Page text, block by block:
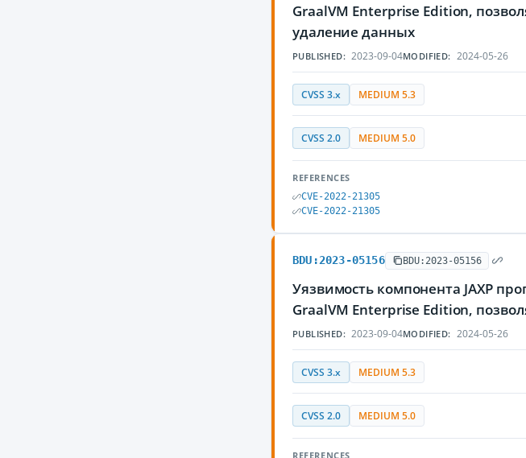
GraalVM Enterprise Edition,
удаление данных
PUBLISHED: 2023-09-04MODIFIED: 2024-05-26
CVSS 3.x MEDIUM 5.3
CVSS 2.0 MEDIUM 5.0
REFERENCES
CVE-2022-21305
CVE-2022-21305
BDU:2023-05156 BDU:2023-05156
Уязвимость компонента JAXP
GraalVM Enterprise Edition,
PUBLISHED: 2023-09-04MODIFIED: 2024-05-26
CVSS 3.x MEDIUM 5.3
CVSS 2.0 MEDIUM 5.0
REFERENCES